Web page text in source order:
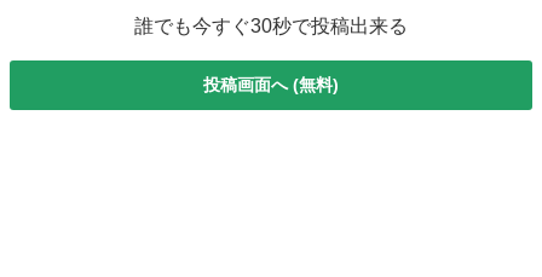
誰でも今すぐ30秒で投稿出来る
投稿画面へ (無料)